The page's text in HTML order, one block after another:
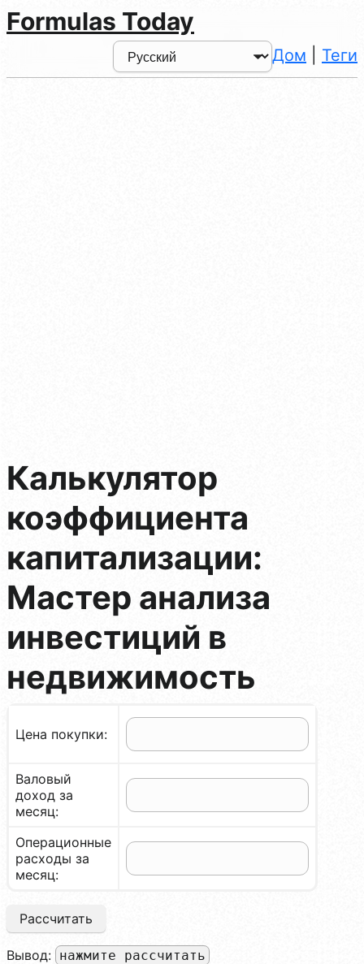
Formulas Today
Дом Теги
Калькулятор
коэффициента
капитализации:
Мастер анализа
инвестиций в
недвижимость
Цена покупки:
Валовый
доход за
месяц:
Операционные
расходы за
месяц:
Рассчитать
Вывод: нажмите рассчитать